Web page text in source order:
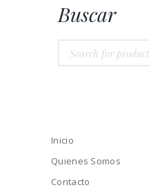
Buscar
Inicio
Quienes Somos
Contacto